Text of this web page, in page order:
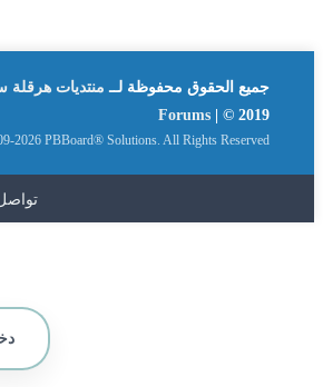
جميع الحقوق محفوظة لــ
Forums | © 2019
2026 PBBoard® Solutions. All Rights Reserved